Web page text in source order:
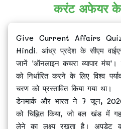
करंट अफेयर के
Give Current Affairs
Hindi. आंध्र प्रदेश के सीएम
जानें 'ऑनलाइन कचरा व्यापार
को निर्धारित करने के लिए विश्व
चरण को प्रस्तावित किया गया था।
डेनमार्क और भारत ने 7 जून,
को चिह्नित किया, जो बल खंड में
लेने का लक्ष्य रखता है। अपडेट